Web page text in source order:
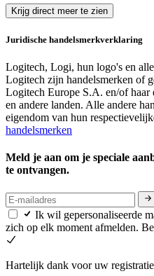
Krijg direct meer te zien
Juridische handelsmerkverklaring
Logitech, Logi, hun logo's en
Logitech zijn handelsmerken of
Logitech Europe S.A. en/of haar
en andere landen. Alle andere
eigendom van hun
handelsmerken
Meld je aan om je speciale
te ontvangen.
Ik wil gepersonaliseerde
zich op elk moment afmelden.
Hartelijk dank voor uw